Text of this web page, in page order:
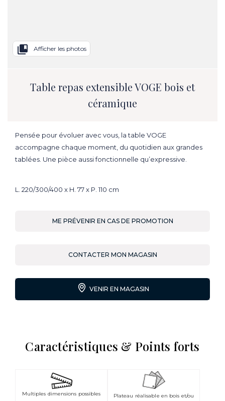
collections_bookmark Afficher les photos
Table repas extensible VOGE bois et
céramique
Pensée pour évoluer avec vous, la table VOGE
accompagne chaque moment, du quotidien aux grandes
tablées. Une pièce aussi fonctionnelle qu’expressive.
L. 220/300/400 x H. 77 x P. 110 cm
ME PRÉVENIR EN CAS DE PROMOTION
CONTACTER MON MAGASIN
VENIR EN MAGASIN
Caractéristiques & Points forts
Multiples dimensions possibles
Plateau réalisable en bois et/ou